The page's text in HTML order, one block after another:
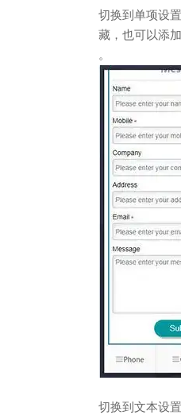
切换到单项设
藏，也可以添
。
切换到文本设